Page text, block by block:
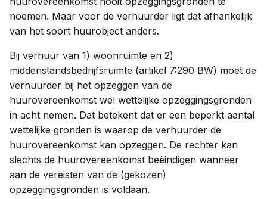
noemen. Maar voor de verhuurder ligt dat afhankelijk
van het soort huurobject anders.
Bij verhuur van 1) woonruimte en 2)
middenstandsbedrijfsruimte (artikel 7:290 BW) moet de
verhuurder bij het opzeggen van de
huurovereenkomst wel wettelijke opzeggingsgronden
in acht nemen. Dat betekent dat er een beperkt aantal
wettelijke gronden is waarop de verhuurder de
huurovereenkomst kan opzeggen. De rechter kan
slechts de huurovereenkomst beëindigen wanneer
aan de vereisten van de (gekozen)
opzeggingsgronden is voldaan.